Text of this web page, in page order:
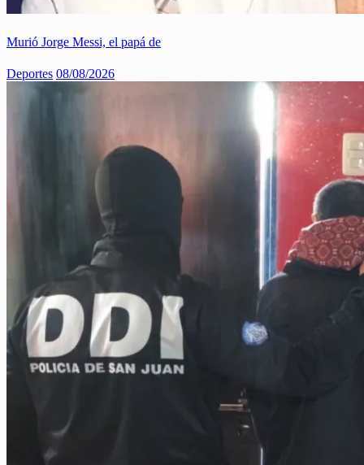
Murió Jorge Messi, el papá de
Deportes 08/08/2026